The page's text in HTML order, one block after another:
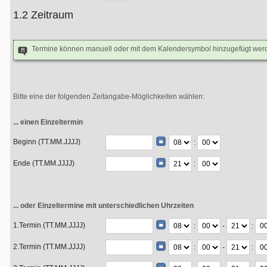
1.2 Zeitraum
Termine können manuell oder mit dem Kalendersymbol hinzugefügt
Bitte eine der folgenden Zeitangabe-Möglichkeiten wählen:
... einen Einzeltermin
Beginn (TT.MM.JJJJ) :
Ende (TT.MM.JJJJ) :
... oder Einzeltermine mit unterschiedlichen Uhrzeiten
1.Termin (TT.MM.JJJJ) : - :
2.Termin (TT.MM.JJJJ) : - :